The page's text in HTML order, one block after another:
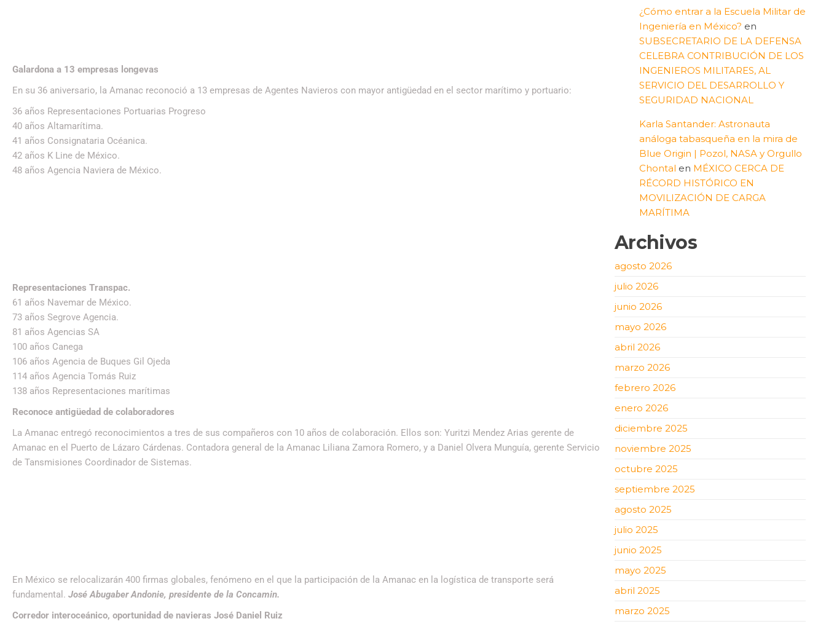
Galardona a 13 empresas longevas
En su 36 aniversario, la Amanac reconoció a 13 empresas de Agentes Navieros con mayor antigüedad en el sector marítimo y portuario:
36 años Representaciones Portuarias Progreso
40 años Altamarítima.
41 años Consignataria Océanica.
42 años K Line de México.
48 años Agencia Naviera de México.
Representaciones Transpac.
61 años Navemar de México.
73 años Segrove Agencia.
81 años Agencias SA
100 años Canega
106 años Agencia de Buques Gil Ojeda
114 años Agencia Tomás Ruiz
138 años Representaciones marítimas
Reconoce antigüedad de colaboradores
La Amanac entregó reconocimientos a tres de sus compañeros con 10 años de colaboración. Ellos son: Yuritzi Mendez Arias gerente de
Amanac en el Puerto de Lázaro Cárdenas. Contadora general de la Amanac Liliana Zamora Romero, y a Daniel Olvera Munguía, gerente Servicio
de Tansmisiones Coordinador de Sistemas.
En México se relocalizarán 400 firmas globales, fenómeno en el que la participación de la Amanac en la logística de transporte será
fundamental. José Abugaber Andonie, presidente de la Concamin.
Corredor interoceánico, oportunidad de navieras José Daniel Ruiz
¿Cómo entrar a la Escuela Militar de
Ingeniería en México? en
SUBSECRETARIO DE LA DEFENSA
CELEBRA CONTRIBUCIÓN DE LOS
INGENIEROS MILITARES, AL
SERVICIO DEL DESARROLLO Y
SEGURIDAD NACIONAL
Karla Santander: Astronauta
análoga tabasqueña en la mira de
Blue Origin | Pozol, NASA y Orgullo
Chontal en MÉXICO CERCA DE
RÉCORD HISTÓRICO EN
MOVILIZACIÓN DE CARGA
MARÍTIMA
Archivos
agosto 2026
julio 2026
junio 2026
mayo 2026
abril 2026
marzo 2026
febrero 2026
enero 2026
diciembre 2025
noviembre 2025
octubre 2025
septiembre 2025
agosto 2025
julio 2025
junio 2025
mayo 2025
abril 2025
marzo 2025